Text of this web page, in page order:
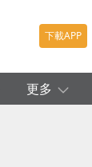
下載APP
更多